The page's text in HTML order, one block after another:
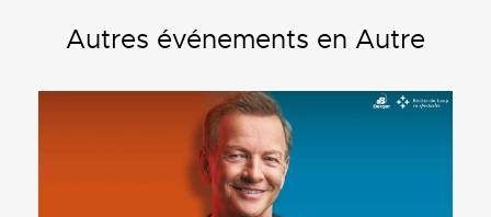
Autres événements en Autre